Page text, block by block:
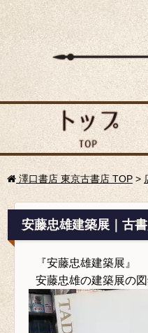
澤口書店 東京古書店 TOP >
安藤忠雄建築展｜古
『安藤忠雄建築展』
安藤忠雄の建築展の